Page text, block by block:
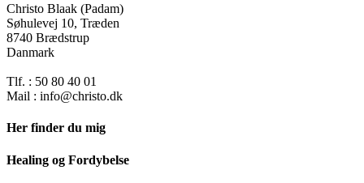
Christo Blaak (Padam)
Søhulevej 10, Træden
8740 Brædstrup
Danmark
Tlf. : 50 80 40 01
Mail : info@christo.dk
Her finder du mig
Healing og Fordybelse